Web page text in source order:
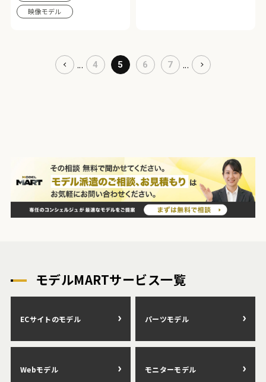
映像モデル
... 4 5 6 7 ...
モデルMARTサービス一覧
ECサイトのモデル パーツモデル
Webモデル モニターモデル